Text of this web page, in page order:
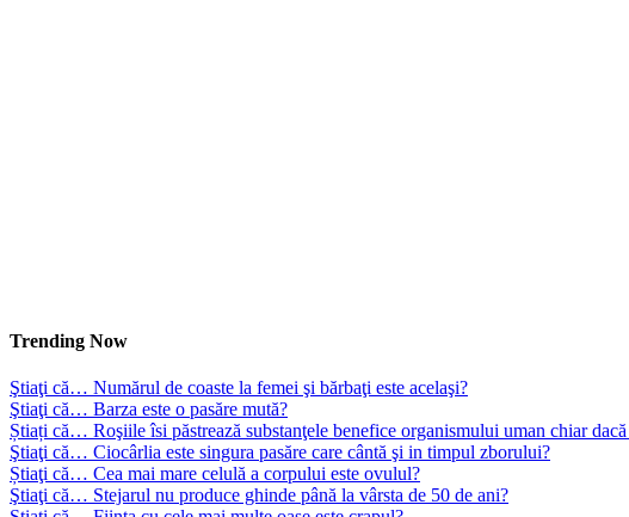
Trending Now
Ştiaţi că… Numărul de coaste la femei şi bărbaţi este acelaşi?
Ştiaţi că… Barza este o pasăre mută?
Știați că… Roşiile îsi păstrează substanţele benefice organismului uman chiar
Ştiaţi că… Ciocârlia este singura pasăre care cântă şi in timpul zborului?
Știaţi că… Cea mai mare celulă a corpului este ovulul?
Ştiaţi că… Stejarul nu produce ghinde până la vârsta de 50 de ani?